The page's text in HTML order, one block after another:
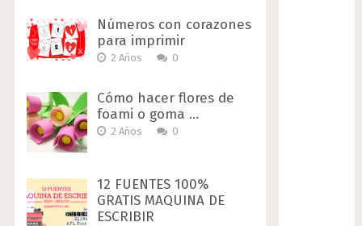
Números con corazones
para imprimir
2 Años 0
Cómo hacer flores de
foami o goma …
2 Años 0
12 FUENTES 100%
GRATIS MAQUINA DE
ESCRIBIR